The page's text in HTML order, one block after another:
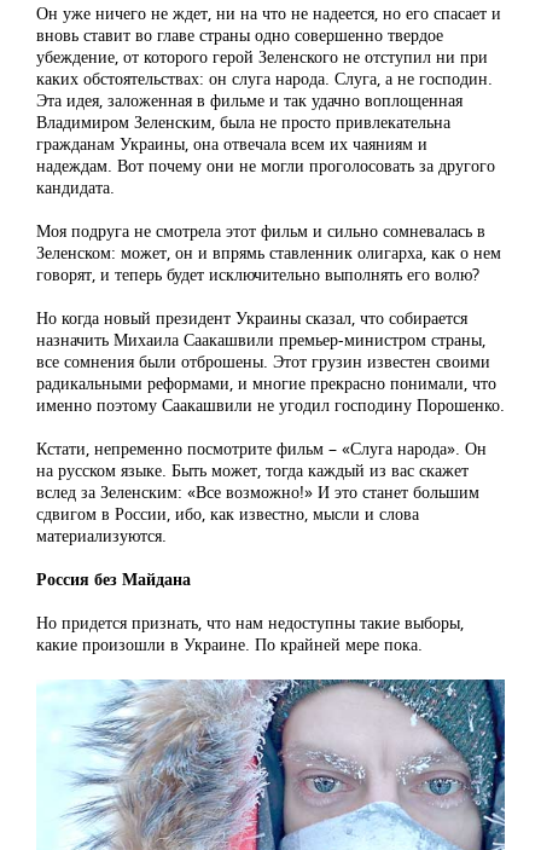
Он уже ничего не ждет, ни на что не надеется, но его спасает и
вновь ставит во главе страны одно совершенно твердое
убеждение, от которого герой Зеленского не отступил ни при
каких обстоятельствах: он слуга народа. Слуга, а не господин.
Эта идея, заложенная в фильме и так удачно воплощенная
Владимиром Зеленским, была не просто привлекательна
гражданам Украины, она отвечала всем их чаяниям и
надеждам. Вот почему они не могли проголосовать за другого
кандидата.
Моя подруга не смотрела этот фильм и сильно сомневалась в
Зеленском: может, он и впрямь ставленник олигарха, как о нем
говорят, и теперь будет исключительно выполнять его волю?
Но когда новый президент Украины сказал, что собирается
назначить Михаила Саакашвили премьер-министром страны,
все сомнения были отброшены. Этот грузин известен своими
радикальными реформами, и многие прекрасно понимали, что
именно поэтому Саакашвили не угодил господину Порошенко.
Кстати, непременно посмотрите фильм – «Слуга народа». Он
на русском языке. Быть может, тогда каждый из вас скажет
вслед за Зеленским: «Все возможно!» И это станет большим
сдвигом в России, ибо, как известно, мысли и слова
материализуются.
Россия без Майдана
Но придется признать, что нам недоступны такие выборы,
какие произошли в Украине. По крайней мере пока.